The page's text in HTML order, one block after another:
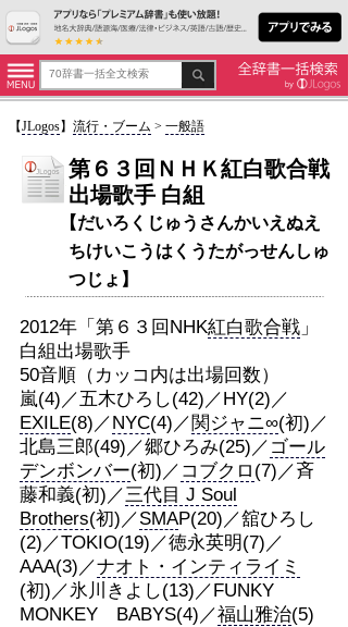
【JLogos】 流行・ブーム > 一般語
第６３回ＮＨＫ紅白歌合戦
出場歌手 白組
【だいろくじゅうさんかいえぬえ
ちけいこうはくうたがっせんしゅ
つじょ】
2012年「第６３回NHK紅白歌合戦」
白組出場歌手
50音順（カッコ内は出場回数）
嵐(4)／五木ひろし(42)／HY(2)／
EXILE(8)／NYC(4)／関ジャニ∞(初)／
北島三郎(49)／郷ひろみ(25)／ ゴール
デンボンバー(初)／ コブクロ (7)／斉
藤和義(初)／三代目 J Soul
Brothers(初)／SMAP(20)／舘ひろし
(2)／TOKIO(19)／徳永英明(7)／
AAA(3)／ナオト・インティライミ
(初)／氷川きよし(13)／FUNKY
MONKEY BABYS(4)／福山雅治(5)